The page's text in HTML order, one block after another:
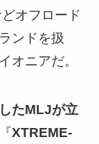
オフロード
ンドを扱
オニアだ。
たMLJが立
XTREME-